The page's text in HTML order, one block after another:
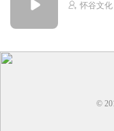
怀谷文化
©